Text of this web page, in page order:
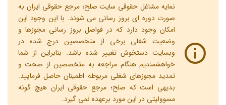
نمایه مشاغل حقوقی سایت صلح؛ مرجع حقوقی ایران به
صورت دوره ای بروز رسانی می شوند. با این وجود این
امکان وجود دارد که در فواصل بروز رسانی مجوزها و
وضعیت شغلی برخی از متخصصین درج شده در
وبسایت دستخوش تغییر شده باشد. بنابراین از شما
خواهشمندیم هنگام مراجعه به متخصصین از صحت و
تمدید مجوزهای شغلی مربوطه اطمینان حاصل فرمایید.
بدیهی است که صلح؛ مرجع حقوقی ایران هیچ گونه
مسوولیتی در این مورد برعهده نمی گیرد.